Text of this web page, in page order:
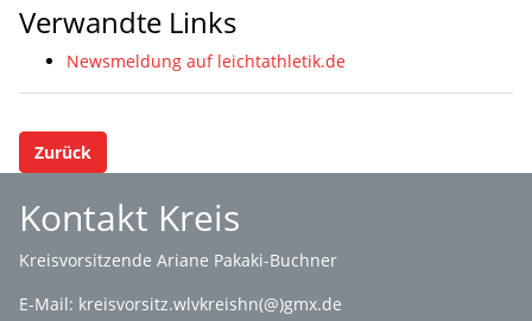
Verwandte Links
Newsmeldung auf leichtathletik.de
Zurück
Kontakt Kreis
Kreisvorsitzende Ariane Pakaki-Buchner
E-Mail: kreisvorsitz.wlvkreishn(@)gmx.de